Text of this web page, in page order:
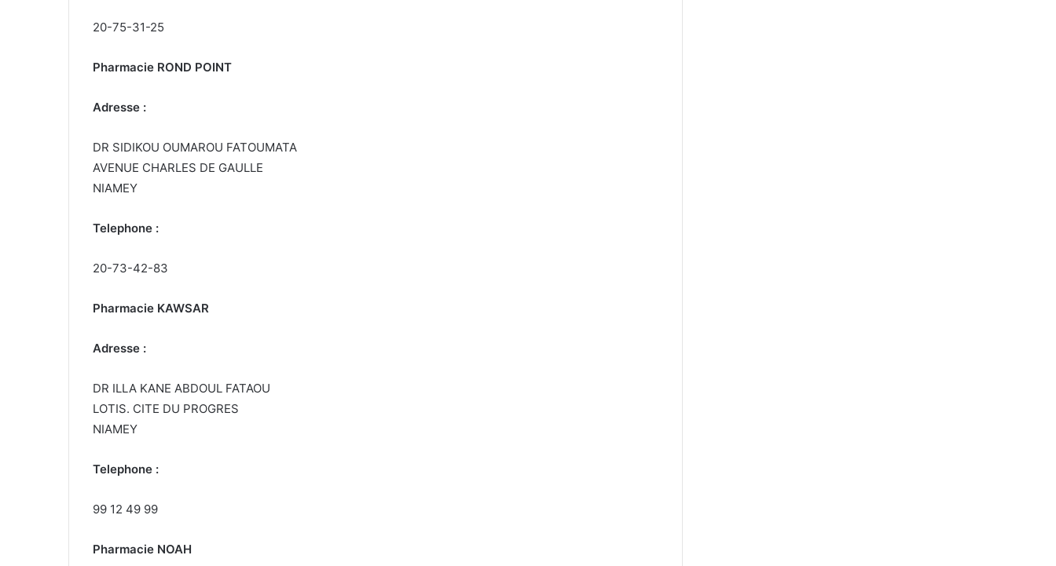
20-75-31-25
Pharmacie ROND POINT
Adresse :
DR SIDIKOU OUMAROU FATOUMATA
AVENUE CHARLES DE GAULLE
NIAMEY
Telephone :
20-73-42-83
Pharmacie KAWSAR
Adresse :
DR ILLA KANE ABDOUL FATAOU
LOTIS. CITE DU PROGRES
NIAMEY
Telephone :
99 12 49 99
Pharmacie NOAH